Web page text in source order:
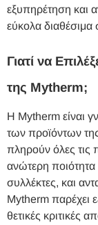
εξυπηρέτηση και
εύκολα διαθέσιμα
Γιατί να
της Mytherm;
Η Mytherm είναι
των προϊόντων
πληρούν όλες
ανώτερη ποιότητα
συλλέκτες, και
Mytherm παρέχει
θετικές κριτικές